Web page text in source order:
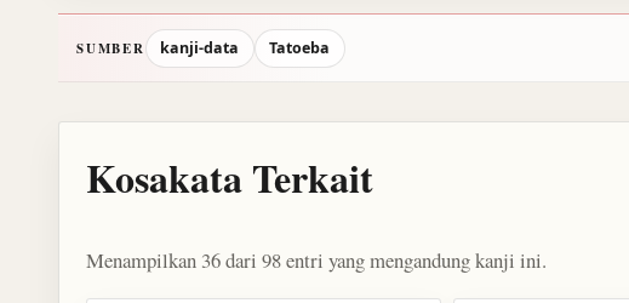
SUMBER kanji-data Tatoeba
Kosakata Terkait
Menampilkan 36 dari 98 entri yang mengandung kanji ini.